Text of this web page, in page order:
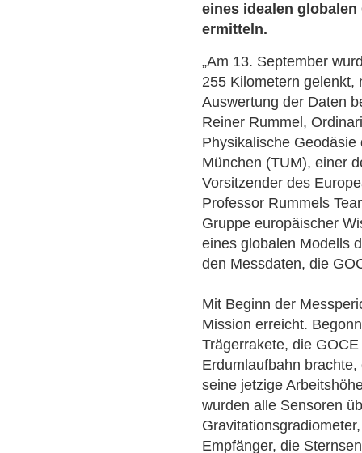
eines idealen
ermitteln.
„Am 13. September
255 Kilometern gelenkt,
Auswertung der Daten
Reiner Rummel,
Physikalische
München (TUM), einer
Vorsitzender des
Professor Rummels
Gruppe europäischer
eines globalen Modells
den Messdaten, die
Mit Beginn der
Mission erreicht.
Trägerrakete, die
Erdumlaufbahn
seine jetzige
wurden alle Sensoren
Empfänger, die